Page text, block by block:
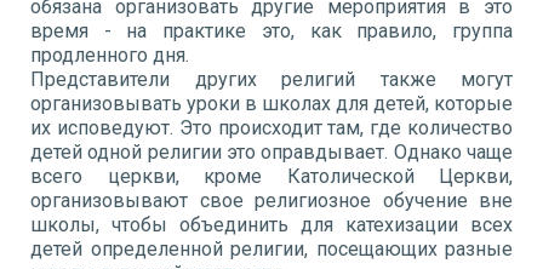
обязана организовать другие мероприятия в это
время - на практике это, как правило, группа
продленного дня.
Представители других религий также могут
организовывать уроки в школах для детей, которые
их исповедуют. Это происходит там, где количество
детей одной религии это оправдывает. Однако чаще
всего церкви, кроме Католической Церкви,
организовывают свое религиозное обучение вне
школы, чтобы объединить для катехизации всех
детей определенной религии, посещающих разные